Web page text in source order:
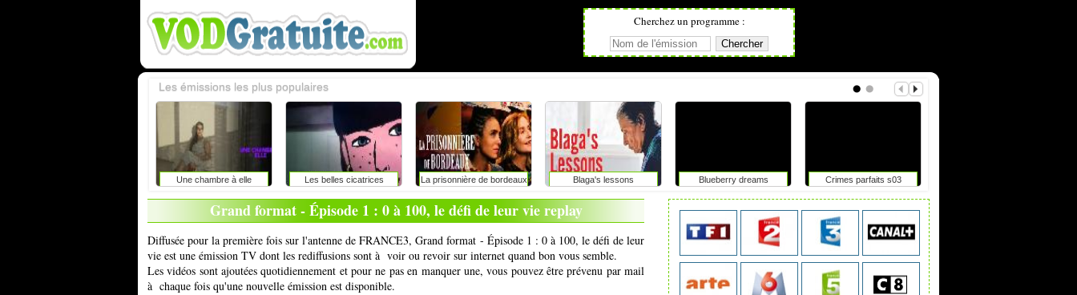
Cherchez un programme :
Une chambre à elle Les belles cicatrices La prisonnière de bordeaux Blaga's lessons Blueberry dreams Crimes parfaits s03
Les émissions les plus populaires
Grand format - Épisode 1 : 0 à 100, le défi de leur vie replay
Diffusée pour la première fois sur l'antenne de FRANCE3, Grand format - Épisode 1 : 0 à 100, le défi de leur
vie est une émission TV dont les rediffusions sont à voir ou revoir sur internet quand bon vous semble.
Les vidéos sont ajoutées quotidiennement et pour ne pas en manquer une, vous pouvez être prévenu par mail
à chaque fois qu'une nouvelle émission est disponible.